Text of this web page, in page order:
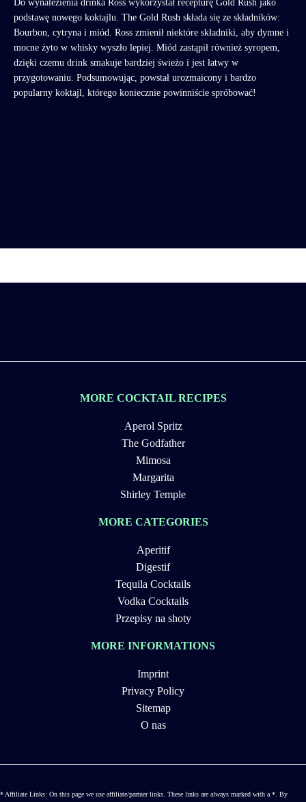
Do wynalezienia drinka Ross wykorzystał recepturę Gold Rush jako
podstawę nowego koktajlu. The Gold Rush składa się ze składników:
Bourbon, cytryna i miód. Ross zmienił niektóre składniki, aby dymne i
mocne żyto w whisky wyszło lepiej. Miód zastąpił również syropem,
dzięki czemu drink smakuje bardziej świeżo i jest łatwy w
przygotowaniu. Podsumowując, powstał urozmaicony i bardzo
popularny koktajl, którego koniecznie powinniście spróbować!
MORE COCKTAIL RECIPES
Aperol Spritz
The Godfather
Mimosa
Margarita
Shirley Temple
MORE CATEGORIES
Aperitif
Digestif
Tequila Cocktails
Vodka Cocktails
Przepisy na shoty
MORE INFORMATIONS
Imprint
Privacy Policy
Sitemap
O nas
* Affiliate Links: On this page we use affiliate/partner links. These links are always marked with a *. By